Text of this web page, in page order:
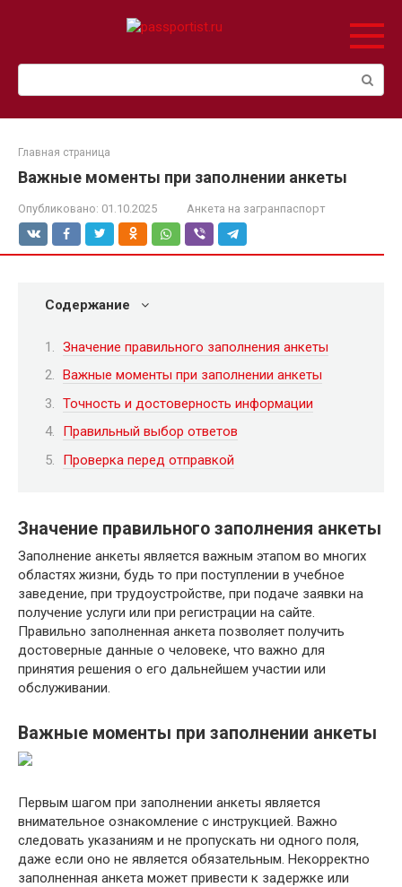
Поиск:
Главная страница
Важные моменты при заполнении анкеты
Опубликовано: 01.10.2025 Анкета на загранпаспорт
Содержание
Значение правильного заполнения анкеты
Важные моменты при заполнении анкеты
Точность и достоверность информации
Правильный выбор ответов
Проверка перед отправкой
Значение правильного заполнения анкеты
Заполнение анкеты является важным этапом во многих
областях жизни, будь то при поступлении в учебное
заведение, при трудоустройстве, при подаче заявки на
получение услуги или при регистрации на сайте.
Правильно заполненная анкета позволяет получить
достоверные данные о человеке, что важно для
принятия решения о его дальнейшем участии или
обслуживании.
Важные моменты при заполнении анкеты
Первым шагом при заполнении анкеты является
внимательное ознакомление с инструкцией. Важно
следовать указаниям и не пропускать ни одного поля,
даже если оно не является обязательным. Некорректно
заполненная анкета может привести к задержке или